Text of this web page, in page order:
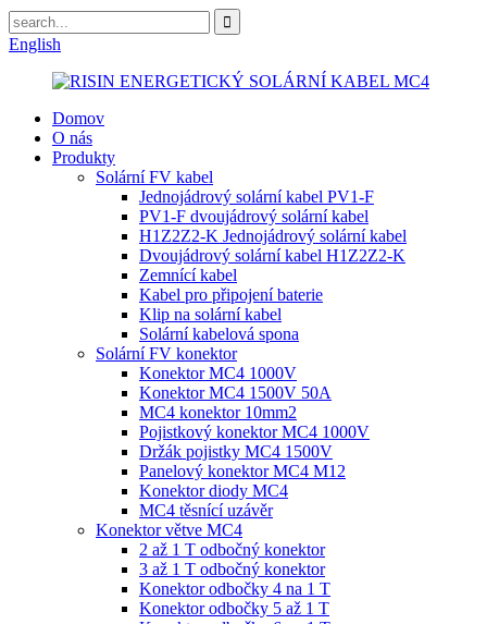
English
Domov
O nás
Produkty
Solární FV kabel
Jednojádrový solární kabel PV1-F
PV1-F dvoujádrový solární kabel
H1Z2Z2-K Jednojádrový solární kabel
Dvoujádrový solární kabel H1Z2Z2-K
Zemnící kabel
Kabel pro připojení baterie
Klip na solární kabel
Solární kabelová spona
Solární FV konektor
Konektor MC4 1000V
Konektor MC4 1500V 50A
MC4 konektor 10mm2
Pojistkový konektor MC4 1000V
Držák pojistky MC4 1500V
Panelový konektor MC4 M12
Konektor diody MC4
MC4 těsnící uzávěr
Konektor větve MC4
2 až 1 T odbočný konektor
3 až 1 T odbočný konektor
Konektor odbočky 4 na 1 T
Konektor odbočky 5 až 1 T